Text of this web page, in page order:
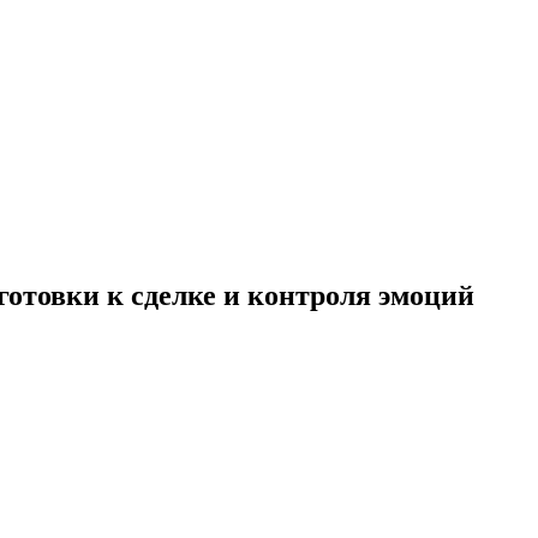
к сделке и контроля эмоций